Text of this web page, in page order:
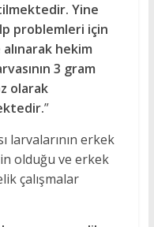
Yine
problemleri için
hekim
3 gram
olarak
”
erkek
olduğu ve erkek
çalışmalar